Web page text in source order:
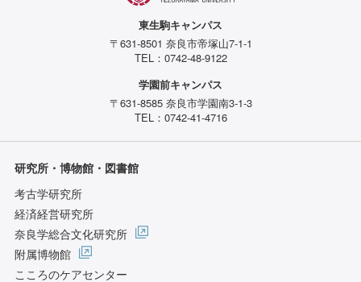
東生駒キャンパス
〒631-8501 奈良市帝塚山7-1-1
TEL：0742-48-9122
学園前キャンパス
〒631-8585 奈良市学園南3-1-3
TEL：0742-41-4716
研究所・博物館・図書館
考古学研究所
経済経営研究所
奈良学総合文化研究所
附属博物館
こころのケアセンター